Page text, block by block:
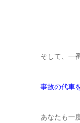
そして、一
事故の代車
あなたも一